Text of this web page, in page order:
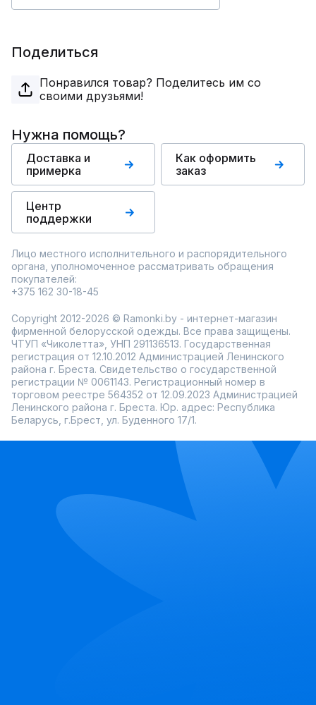
Поделиться
Понравился товар? Поделитесь им со
своими друзьями!
Нужна помощь?
Доставка и
примерка
Как оформить
заказ
Центр
поддержки
Лицо местного исполнительного и распорядительного
органа, уполномоченное рассматривать обращения
покупателей:
+375 162 30-18-45
Copyright 2012-2026 © Ramonki.by - интернет-магазин
фирменной белорусской одежды. Все права защищены.
ЧТУП «Чиколетта», УНП 291136513. Государственная
регистрация от 12.10.2012 Администрацией Ленинского
района г. Бреста. Свидетельство о государственной
регистрации № 0061143. Регистрационный номер в
торговом реестре 564352 от 12.09.2023 Администрацией
Ленинского района г. Бреста. Юр. адрес: Республика
Беларусь, г.Брест, ул. Буденного 17/1.